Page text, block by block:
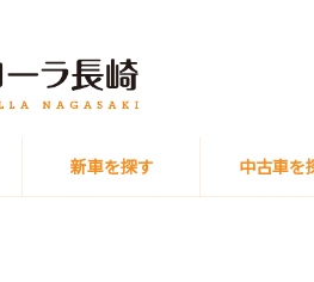
新車を探す 中古車を